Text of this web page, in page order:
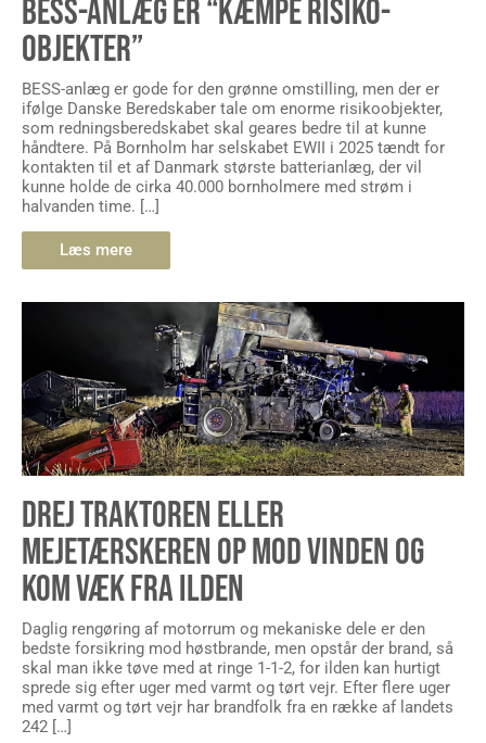
BESS-ANLÆG ER “KÆMPE RISIKO-
OBJEKTER”
BESS-anlæg er gode for den grønne omstilling, men der er
ifølge Danske Beredskaber tale om enorme risikoobjekter,
som redningsberedskabet skal geares bedre til at kunne
håndtere. På Bornholm har selskabet EWII i 2025 tændt for
kontakten til et af Danmark største batterianlæg, der vil
kunne holde de cirka 40.000 bornholmere med strøm i
halvanden time. […]
Læs mere
DREJ TRAKTOREN ELLER
MEJETÆRSKEREN OP MOD VINDEN OG
KOM VÆK FRA ILDEN
Daglig rengøring af motorrum og mekaniske dele er den
bedste forsikring mod høstbrande, men opstår der brand, så
skal man ikke tøve med at ringe 1-1-2, for ilden kan hurtigt
sprede sig efter uger med varmt og tørt vejr. Efter flere uger
med varmt og tørt vejr har brandfolk fra en række af landets
242 […]